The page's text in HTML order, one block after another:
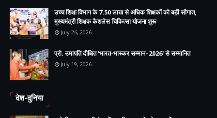
उच्च शिक्षा विभाग के 7.50 लाख से अधिक शिक्षकों को बड़ी सौगात,
मुख्यमंत्री शिक्षक कैशलेस चिकित्सा योजना शुरू
July 26, 2026
प्रो. उमापति दीक्षित 'भारत-भास्कर सम्मान–2026' से सम्मानित
July 19, 2026
देश-दुनिया